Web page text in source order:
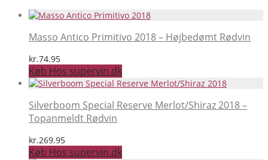
Masso Antico Primitivo 2018 – Højbedømt Rødvin
kr.74.95
Køb Hos supervin.dk
Silverboom Special Reserve Merlot/Shiraz 2018 –
Topanmeldt Rødvin
kr.269.95
Køb Hos supervin.dk